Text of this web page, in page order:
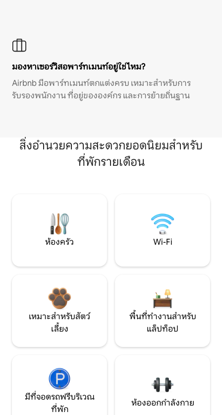
มองหาเซอร์วิสอพาร์ทเมนท์อยู่ใช่ไหม?
Airbnb มีอพาร์ทเมนท์ตกแต่งครบ เหมาะสำหรับการ
รับรองพนักงาน ที่อยู่ขององค์กร และการย้ายถิ่นฐาน
สิ่งอำนวยความสะดวกยอดนิยมสำหรับ
ที่พักรายเดือน
ห้องครัว Wi-Fi
เหมาะสำหรับสัตว์
เลี้ยง
พื้นที่ทำงานสำหรับ
แล็ปท็อป
มีที่จอดรถฟรีบริเวณ
ที่พัก
ห้องออกกำลังกาย